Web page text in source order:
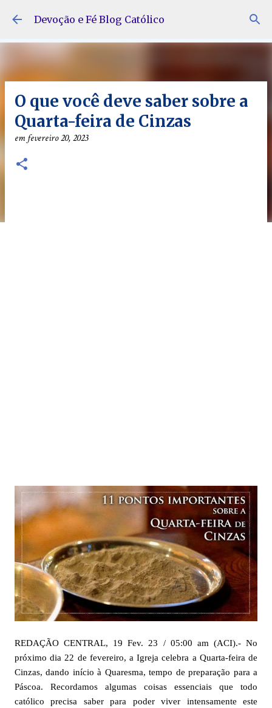
Pular para o conteúdo principal
Devoção e Fé Blog Católico
O que você deve saber sobre a
Quarta-feira de Cinzas
emfevereiro 20, 2023
REDAÇÃO CENTRAL, 19 Fev. 23 / 05:00 am (ACI).- No
próximo dia 22 de fevereiro, a Igreja celebra a Quarta-feira de
Cinzas, dando início à Quaresma, tempo de preparação para a
Páscoa. Recordamos algumas coisas essenciais que todo
católico precisa saber para poder viver intensamente este